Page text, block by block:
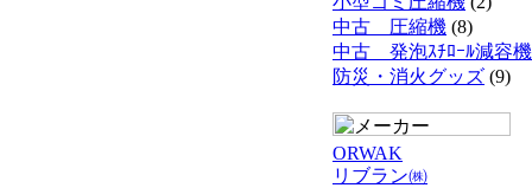
中古 圧縮機 (8)
中古 発泡ｽﾁﾛｰﾙ減容機
防災・消火グッズ (9)
ORWAK
リブラン㈱